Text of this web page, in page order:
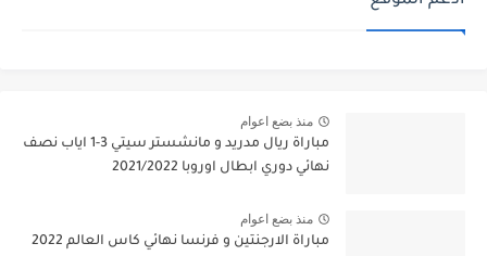
منذ بضع اعوام
مباراة ريال مدريد و مانشستر سيتي 3-1 اياب نصف
نهائي دوري ابطال اوروبا 2021/2022
منذ بضع اعوام
مباراة الارجنتين و فرنسا نهائي كاس العالم 2022